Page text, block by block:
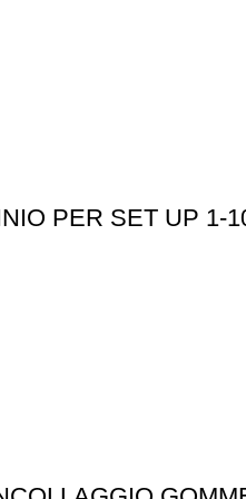
PER SET UP 1-